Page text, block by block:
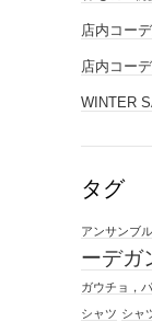
店内コー
店内コー
WINTER
タグ
アンサンブル
ーデガ
ガウチョ，
シャツ シャ